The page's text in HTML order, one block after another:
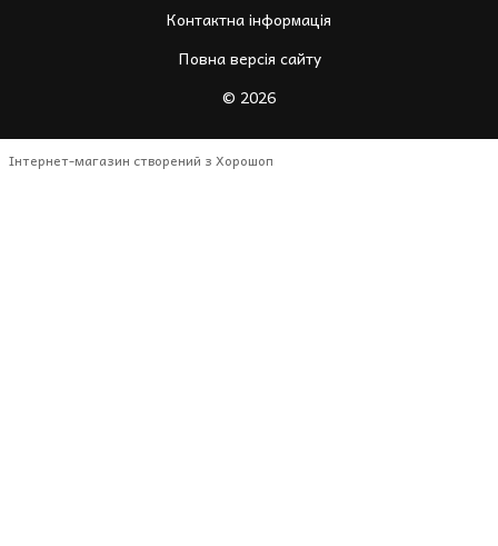
Контактна інформація
Повна версія сайту
© 2026
Інтернет-магазин створений з Хорошоп